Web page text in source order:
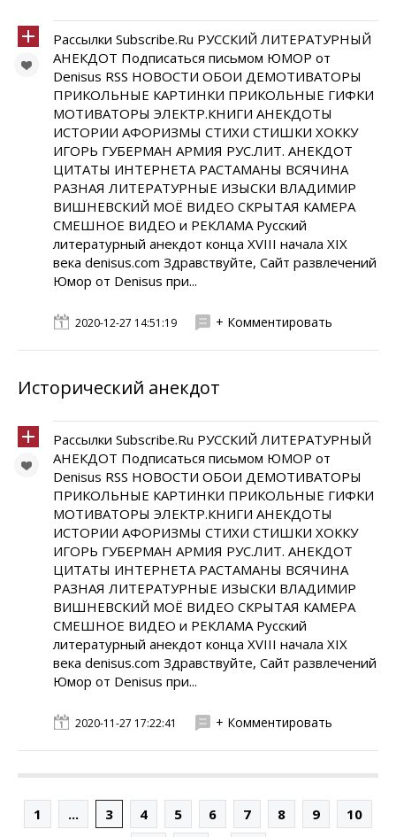
Рассылки Subscribe.Ru РУССКИЙ ЛИТЕРАТУРНЫЙ
АНЕКДОТ Подписаться письмом ЮМОР от
Denisus RSS НОВОСТИ ОБОИ ДЕМОТИВАТОРЫ
ПРИКОЛЬНЫЕ КАРТИНКИ ПРИКОЛЬНЫЕ ГИФКИ
МОТИВАТОРЫ ЭЛЕКТР.КНИГИ АНЕКДОТЫ
ИСТОРИИ АФОРИЗМЫ СТИХИ СТИШКИ ХОККУ
ИГОРЬ ГУБЕРМАН АРМИЯ РУС.ЛИТ. АНЕКДОТ
ЦИТАТЫ ИНТЕРНЕТА РАСТАМАНЫ ВСЯЧИНА
РАЗНАЯ ЛИТЕРАТУРНЫЕ ИЗЫСКИ ВЛАДИМИР
ВИШНЕВСКИЙ МОЁ ВИДЕО СКРЫТАЯ КАМЕРА
СМЕШНОЕ ВИДЕО и РЕКЛАМА Русский
литературный анекдот конца XVIII начала XIX
века denisus.com Здравствуйте, Сайт развлечений
Юмор от Denisus при...
2020-12-27 14:51:19 + Комментировать
Исторический анекдот
Рассылки Subscribe.Ru РУССКИЙ ЛИТЕРАТУРНЫЙ
АНЕКДОТ Подписаться письмом ЮМОР от
Denisus RSS НОВОСТИ ОБОИ ДЕМОТИВАТОРЫ
ПРИКОЛЬНЫЕ КАРТИНКИ ПРИКОЛЬНЫЕ ГИФКИ
МОТИВАТОРЫ ЭЛЕКТР.КНИГИ АНЕКДОТЫ
ИСТОРИИ АФОРИЗМЫ СТИХИ СТИШКИ ХОККУ
ИГОРЬ ГУБЕРМАН АРМИЯ РУС.ЛИТ. АНЕКДОТ
ЦИТАТЫ ИНТЕРНЕТА РАСТАМАНЫ ВСЯЧИНА
РАЗНАЯ ЛИТЕРАТУРНЫЕ ИЗЫСКИ ВЛАДИМИР
ВИШНЕВСКИЙ МОЁ ВИДЕО СКРЫТАЯ КАМЕРА
СМЕШНОЕ ВИДЕО и РЕКЛАМА Русский
литературный анекдот конца XVIII начала XIX
века denisus.com Здравствуйте, Сайт развлечений
Юмор от Denisus при...
2020-11-27 17:22:41 + Комментировать
1 ... 3 4 5 6 7 8 9 10